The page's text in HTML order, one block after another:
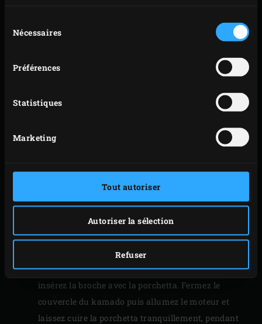
duNécessaires
Préférences
Statistiques
Marketing
Tout autoriser
Autoriser la sélection
Refuser
de fenouil. Recouvrez la viande de vos tranches de
mortadelle en les faisant se chevaucher légèrement
puis disposez les feuilles de sauge en deux lignes
droites – une au début et une vers le milieu de la
Roulez fermement la poitrine de porc en
à ce que la couenne se retrouve à l’extérieur de la
ficelle de boucher, enduisez tout le pourtour d’huile
d’olive et saupoudrez la porchetta de sel
fraîchement moulu.
Enfilez la porchetta sur la broche, en la maintenant
avec les fourches. Placez 3 petitsmorceaux de bois
de pommier sur les braises de l’EGG. Installez le
tournebroche sur la base du Big Green Egg et
insérez la broche avec la porchetta. Fermez le
couvercle du kamado puis allumez le moteur et
laissez cuire la porchetta tranquillement, pendant